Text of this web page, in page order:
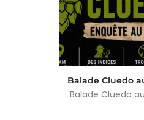
Balade Cluedo
Place Albert